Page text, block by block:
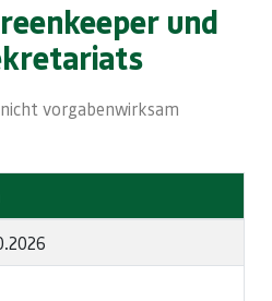
und
vorgabenwirksam